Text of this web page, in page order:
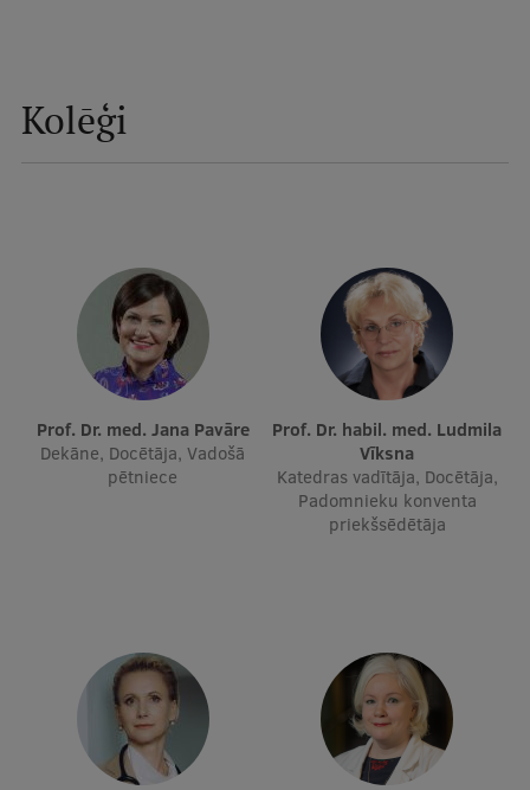
Doktorantūra
Rezidentūra
Par RSU
Studentu dzīve
Studiju norises vietas
Struktūra
Vēsture un tradīcijas
Identitāte
Kolēģi
Prof. Dr. med. Jana Pavāre
Dekāne, Docētāja, Vadošā
pētniece
Prof. Dr. habil. med. Ludmila
Vīksna
Katedras vadītāja, Docētāja,
Padomnieku konventa
priekšsēdētāja